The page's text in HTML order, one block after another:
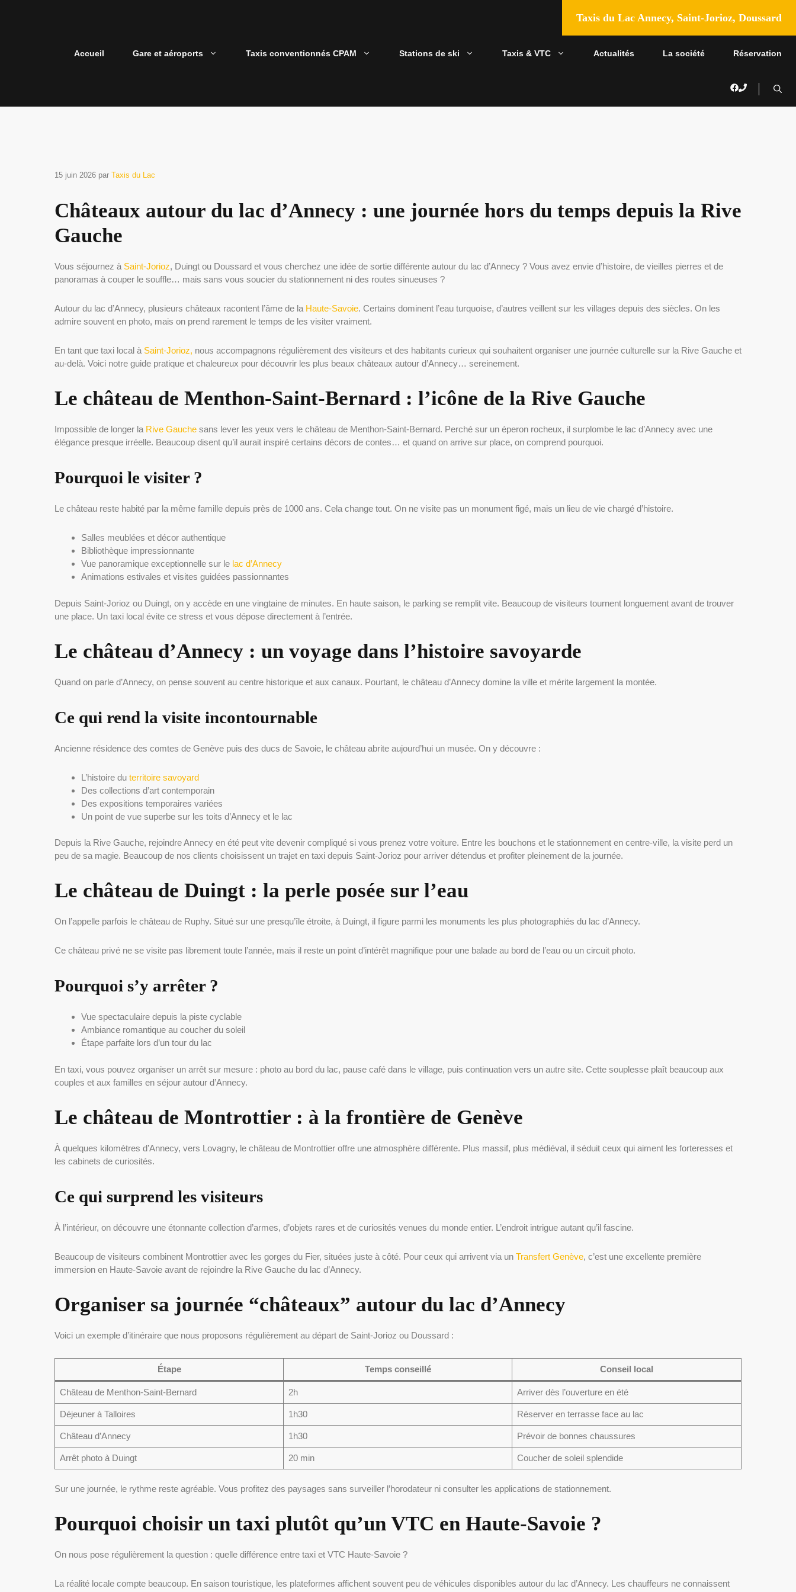
Taxis du Lac Annecy, Saint-Jorioz, Doussard
Accueil Gare et aéroports Taxis conventionnés CPAM Stations de ski Taxis & VTC Actualités La société Réservation
15 juin 2026 par Taxis du Lac
Châteaux autour du lac d’Annecy : une journée hors du temps depuis la Rive
Gauche
Vous séjournez à Saint-Jorioz, Duingt ou Doussard et vous cherchez une idée de sortie différente autour du lac d’Annecy ? Vous avez envie d’histoire, de vieilles pierres et de
panoramas à couper le souffle… mais sans vous soucier du stationnement ni des routes sinueuses ?
Autour du lac d’Annecy, plusieurs châteaux racontent l’âme de la Haute-Savoie. Certains dominent l’eau turquoise, d’autres veillent sur les villages depuis des siècles. On les
admire souvent en photo, mais on prend rarement le temps de les visiter vraiment.
En tant que taxi local à Saint-Jorioz, nous accompagnons régulièrement des visiteurs et des habitants curieux qui souhaitent organiser une journée culturelle sur la Rive Gauche et
au-delà. Voici notre guide pratique et chaleureux pour découvrir les plus beaux châteaux autour d’Annecy… sereinement.
Le château de Menthon-Saint-Bernard : l’icône de la Rive Gauche
Impossible de longer la Rive Gauche sans lever les yeux vers le château de Menthon-Saint-Bernard. Perché sur un éperon rocheux, il surplombe le lac d’Annecy avec une
élégance presque irréelle. Beaucoup disent qu’il aurait inspiré certains décors de contes… et quand on arrive sur place, on comprend pourquoi.
Pourquoi le visiter ?
Le château reste habité par la même famille depuis près de 1000 ans. Cela change tout. On ne visite pas un monument figé, mais un lieu de vie chargé d’histoire.
Salles meublées et décor authentique
Bibliothèque impressionnante
Vue panoramique exceptionnelle sur le lac d’Annecy
Animations estivales et visites guidées passionnantes
Depuis Saint-Jorioz ou Duingt, on y accède en une vingtaine de minutes. En haute saison, le parking se remplit vite. Beaucoup de visiteurs tournent longuement avant de trouver
une place. Un taxi local évite ce stress et vous dépose directement à l’entrée.
Le château d’Annecy : un voyage dans l’histoire savoyarde
Quand on parle d’Annecy, on pense souvent au centre historique et aux canaux. Pourtant, le château d’Annecy domine la ville et mérite largement la montée.
Ce qui rend la visite incontournable
Ancienne résidence des comtes de Genève puis des ducs de Savoie, le château abrite aujourd’hui un musée. On y découvre :
L’histoire du territoire savoyard
Des collections d’art contemporain
Des expositions temporaires variées
Un point de vue superbe sur les toits d’Annecy et le lac
Depuis la Rive Gauche, rejoindre Annecy en été peut vite devenir compliqué si vous prenez votre voiture. Entre les bouchons et le stationnement en centre-ville, la visite perd un
peu de sa magie. Beaucoup de nos clients choisissent un trajet en taxi depuis Saint-Jorioz pour arriver détendus et profiter pleinement de la journée.
Le château de Duingt : la perle posée sur l’eau
On l’appelle parfois le château de Ruphy. Situé sur une presqu’île étroite, à Duingt, il figure parmi les monuments les plus photographiés du lac d’Annecy.
Ce château privé ne se visite pas librement toute l’année, mais il reste un point d’intérêt magnifique pour une balade au bord de l’eau ou un circuit photo.
Pourquoi s’y arrêter ?
Vue spectaculaire depuis la piste cyclable
Ambiance romantique au coucher du soleil
Étape parfaite lors d’un tour du lac
En taxi, vous pouvez organiser un arrêt sur mesure : photo au bord du lac, pause café dans le village, puis continuation vers un autre site. Cette souplesse plaît beaucoup aux
couples et aux familles en séjour autour d’Annecy.
Le château de Montrottier : à la frontière de Genève
À quelques kilomètres d’Annecy, vers Lovagny, le château de Montrottier offre une atmosphère différente. Plus massif, plus médiéval, il séduit ceux qui aiment les forteresses et
les cabinets de curiosités.
Ce qui surprend les visiteurs
À l’intérieur, on découvre une étonnante collection d’armes, d’objets rares et de curiosités venues du monde entier. L’endroit intrigue autant qu’il fascine.
Beaucoup de visiteurs combinent Montrottier avec les gorges du Fier, situées juste à côté. Pour ceux qui arrivent via un Transfert Genève, c’est une excellente première
immersion en Haute-Savoie avant de rejoindre la Rive Gauche du lac d’Annecy.
Organiser sa journée “châteaux” autour du lac d’Annecy
Voici un exemple d’itinéraire que nous proposons régulièrement au départ de Saint-Jorioz ou Doussard :
Étape Temps conseillé Conseil local
Château de Menthon-Saint-Bernard 2h Arriver dès l’ouverture en été
Déjeuner à Talloires 1h30 Réserver en terrasse face au lac
Château d’Annecy 1h30 Prévoir de bonnes chaussures
Arrêt photo à Duingt 20 min Coucher de soleil splendide
Sur une journée, le rythme reste agréable. Vous profitez des paysages sans surveiller l’horodateur ni consulter les applications de stationnement.
Pourquoi choisir un taxi plutôt qu’un VTC en Haute-Savoie ?
On nous pose régulièrement la question : quelle différence entre taxi et VTC Haute-Savoie ?
La réalité locale compte beaucoup. En saison touristique, les plateformes affichent souvent peu de véhicules disponibles autour du lac d’Annecy. Les chauffeurs ne connaissent